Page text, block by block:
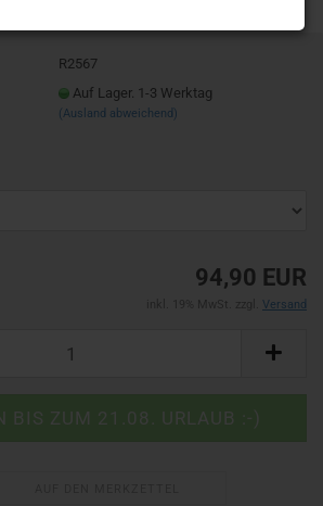
R2567
Auf Lager. 1-3 Werktag
(Ausland abweichend)
94,90 EUR
Versand